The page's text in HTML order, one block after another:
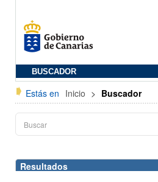
BUSCADOR
Estás en Inicio > Buscador
Resultados